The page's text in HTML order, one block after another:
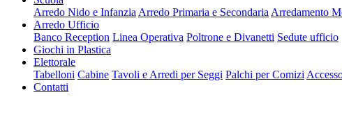
Arredo Nido e Infanzia Arredo Primaria e Secondaria Arredamento
Arredo Ufficio
Banco Reception Linea Operativa Poltrone e Divanetti Sedute ufficio
Giochi in Plastica
Elettorale
Tabelloni Cabine Tavoli e Arredi per Seggi Palchi per Comizi
Contatti